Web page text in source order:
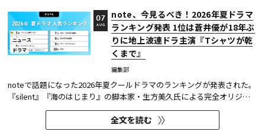
ニュース
ドラマ
note、今見るべき！2026年夏ドラマ
ランキング発表 1位は蒼井優が18年ぶ
りに地上波連ドラ主演『Tシャツが乾
くまで』
編集部
07
AUG
noteで話題になった2026年夏クールドラマのランキングが発表された。
『silent』『海のはじまり』の脚本家・生方美久氏による完全オリジナ
ル作品で、蒼井優が18年ぶりに地上波連続ドラマの主演を務めた『Tシ
ャツが乾くまで』が第1位に輝いた。 また今回、Netflixの『ガス人間』
が3位にランクイン。春クールの『九条の大罪』に続き、2クール...
全文を読む